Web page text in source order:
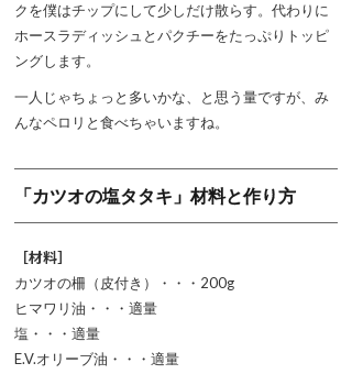
クを僕はチップにして少しだけ散らす。代わりに
ホースラディッシュとパクチーをたっぷりトッピ
ングします。
一人じゃちょっと多いかな、と思う量ですが、み
んなペロリと食べちゃいますね。
「カツオの塩タタキ」材料と作り方
［材料］
カツオの柵（皮付き）・・・200g
ヒマワリ油・・・適量
塩・・・適量
E.V.オリーブ油・・・適量